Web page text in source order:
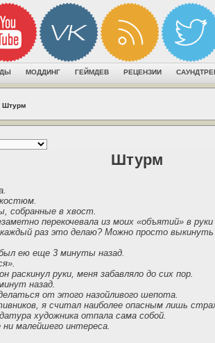
МОДДИНГ ГЕЙМДЕВ РЕЦЕНЗИИ
Штурм
Штурм
собранные в хвост.
перекочевала из моих «объятий» в руки
раз это делаю? Можно просто выкинуть
ею еще 3 минуты назад.
раскинул руки, меня забавляло до сих пор.
назад.
от этого назойливого шепота.
я считал наиболее опасным лишь
художника отпала сама собой.
ни малейшего интереса.